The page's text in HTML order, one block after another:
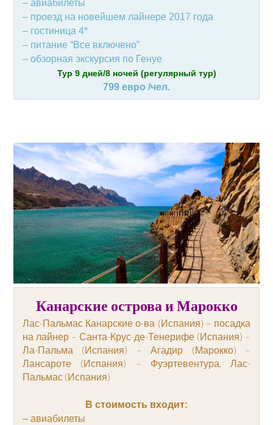
– авиабилеты
– проезд на новейшем лайнере 2017 года
– гостиница 4*
– питание “Все включено”
– обзорная экскурсия по Генуе
Тур 9 дней/8 ночей (регулярный тур)
799 евро /чел.
Канарские острова и Марокко
Лас-Пальмас Канарские о-ва (Испания) – посадка
на лайнер – Санта-Крус-де-Тенерифе (Испания) –
Ла-Пальма (Испания) – Агадир (Марокко) –
Лансароте (Испания) – Фуэртевентура, Лас-
Пальмас (Испания)
В стоимость входит:
– авиабилеты